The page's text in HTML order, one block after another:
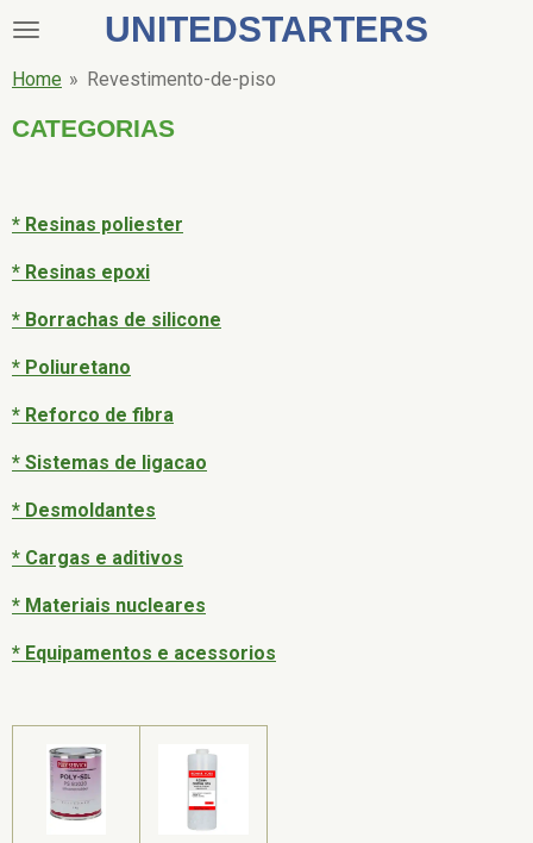
Ga
naar
hoofdinhoud
UNITEDSTARTERS
Home » Revestimento-de-piso
CATEGORIAS
* Resinas poliester
* Resinas epoxi
* Borrachas de silicone
* Poliuretano
* Reforco de fibra
* Sistemas de ligacao
* Desmoldantes
* Cargas e aditivos
* Materiais nucleares
* Equipamentos e acessorios